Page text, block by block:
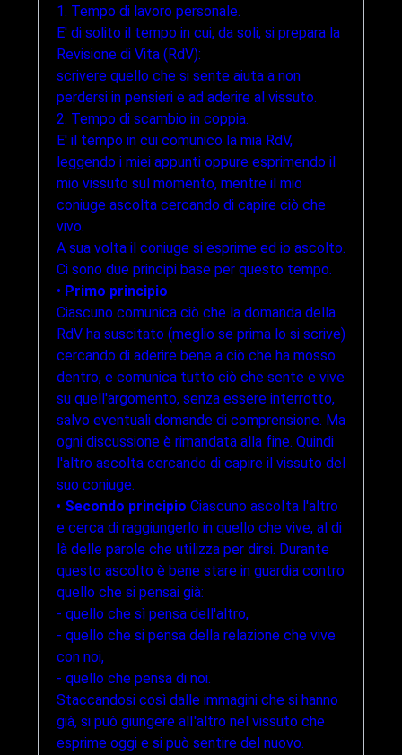
1. Tempo di lavoro personale.
E' di solito il tempo in cui, da soli, si prepara la
Revisione di Vita (RdV):
scrivere quello che si sente aiuta a non
perdersi in pensieri e ad aderire al vissuto.
2. Tempo di scambio in coppia.
E' il tempo in cui comunico la mia RdV,
leggendo i miei appunti oppure esprimendo il
mio vissuto sul momento, mentre il mio
coniuge ascolta cercando di capire ciò che
vivo.
A sua volta il coniuge si esprime ed io ascolto.
Ci sono due principi base per questo tempo.
• Primo principio
Ciascuno comunica ciò che la domanda della
RdV ha suscitato (meglio se prima lo si scrive)
cercando di aderire bene a ciò che ha mosso
dentro, e comunica tutto ciò che sente e vive
su quell'argomento, senza essere interrotto,
salvo eventuali domande di comprensione. Ma
ogni discussione è rimandata alla fine. Quindi
l'altro ascolta cercando di capire il vissuto del
suo coniuge.
• Secondo principio Ciascuno ascoIta l'altro
e cerca di raggiungerlo in quello che vive, al di
là delle parole che utilizza per dirsi. Durante
questo ascolto è bene stare in guardia contro
quello che si pensai già:
- quello che sì pensa dell'altro,
- quello che si pensa della relazione che vive
con noi,
- quello che pensa di noi.
Staccandosi così dalle immagini che si hanno
già, si può giungere alI'altro nel vissuto che
esprime oggi e si può sentire del nuovo.